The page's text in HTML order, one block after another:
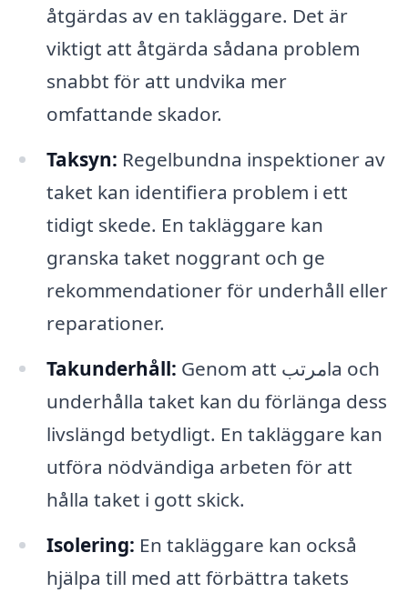
åtgärdas av en takläggare. Det är
viktigt att åtgärda sådana problem
snabbt för att undvika mer
omfattande skador.
Taksyn: Regelbundna inspektioner av
taket kan identifiera problem i ett
tidigt skede. En takläggare kan
granska taket noggrant och ge
rekommendationer för underhåll eller
reparationer.
Takunderhåll: Genom att مرتبla och
underhålla taket kan du förlänga dess
livslängd betydligt. En takläggare kan
utföra nödvändiga arbeten för att
hålla taket i gott skick.
Isolering: En takläggare kan också
hjälpa till med att förbättra takets